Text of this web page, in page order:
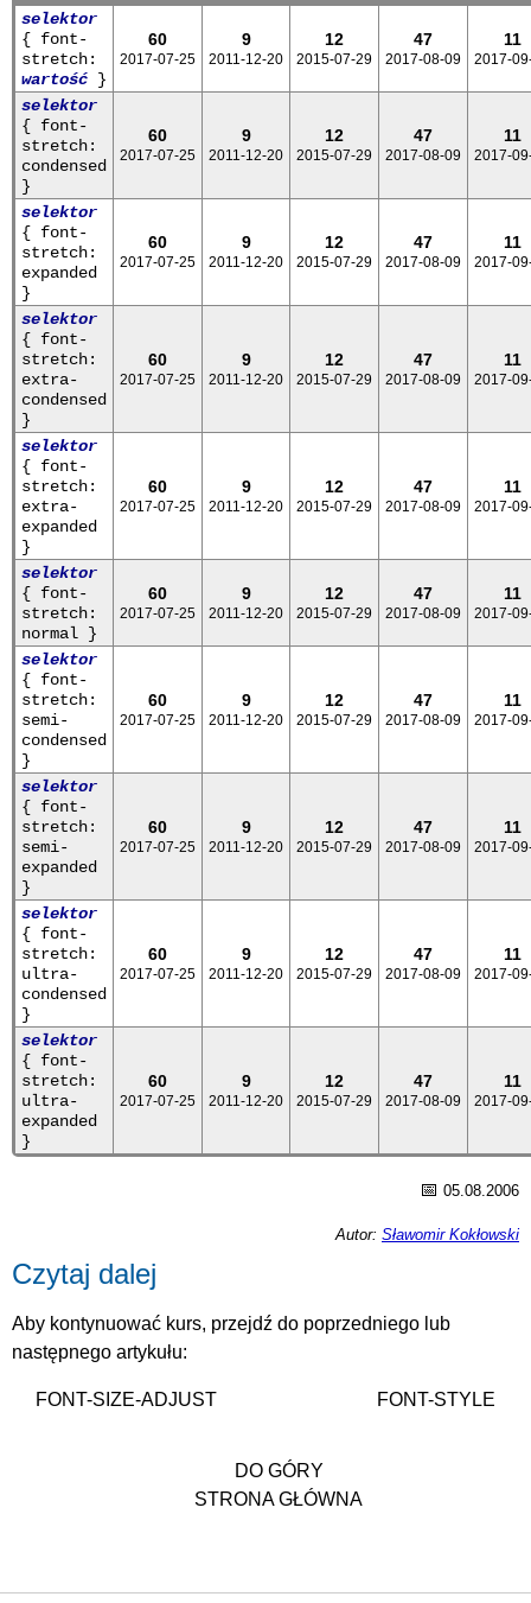
selektor
{ font-
stretch:
wartość }
60
2017-07-25
9
2011-12-20
12
2015-07-29
47
2017-08-09
11
2017-
selektor
{ font-
stretch:
condensed
}
60
2017-07-25
9
2011-12-20
12
2015-07-29
47
2017-08-09
11
2017-
selektor
{ font-
stretch:
expanded
}
60
2017-07-25
9
2011-12-20
12
2015-07-29
47
2017-08-09
11
2017-
selektor
{ font-
stretch:
extra-
condensed
}
60
2017-07-25
9
2011-12-20
12
2015-07-29
47
2017-08-09
11
2017-
selektor
{ font-
stretch:
extra-
expanded
}
60
2017-07-25
9
2011-12-20
12
2015-07-29
47
2017-08-09
11
2017-
selektor
{ font-
stretch:
normal }
60
2017-07-25
9
2011-12-20
12
2015-07-29
47
2017-08-09
11
2017-
selektor
{ font-
stretch:
semi-
condensed
}
60
2017-07-25
9
2011-12-20
12
2015-07-29
47
2017-08-09
11
2017-
selektor
{ font-
stretch:
semi-
expanded
}
60
2017-07-25
9
2011-12-20
12
2015-07-29
47
2017-08-09
11
2017-
selektor
{ font-
stretch:
ultra-
condensed
}
60
2017-07-25
9
2011-12-20
12
2015-07-29
47
2017-08-09
11
2017-
selektor
{ font-
stretch:
ultra-
expanded
}
60
2017-07-25
9
2011-12-20
12
2015-07-29
47
2017-08-09
11
2017-
📅 05.08.2006
Autor: Sławomir Kokłowski
Czytaj dalej
Aby kontynuować kurs, przejdź do poprzedniego lub
następnego artykułu:
FONT-SIZE-ADJUST FONT-STYLE
DO GÓRY
STRONA GŁÓWNA